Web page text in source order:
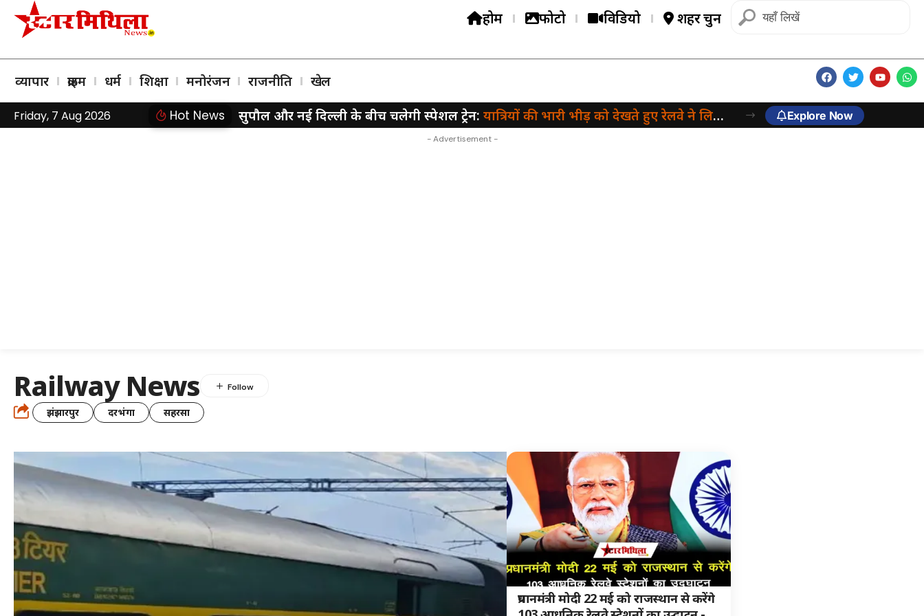
होम फोटो विडियो शहर चुनें
व्यापार क्राइम धर्म शिक्षा मनोरंजन राजनीति खेल
Friday, 7 Aug 2026 Hot News सुपौल और नई दिल्ली के बीच चलेगी स्पेशल ट्रेन: यात्रियों की भारी भीड़ को देखते हुए रेलवे ने लिया बड़ा फैसला Explore Now
- Advertisement -
Railway News
झंझारपुर दरभंगा सहरसा
प्रधानमंत्री मोदी 22 मई को राजस्थान से करेंगे